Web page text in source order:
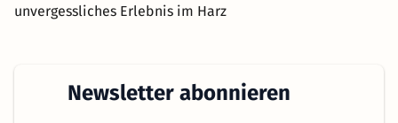
unvergessliches Erlebnis im Harz
Newsletter abonnieren